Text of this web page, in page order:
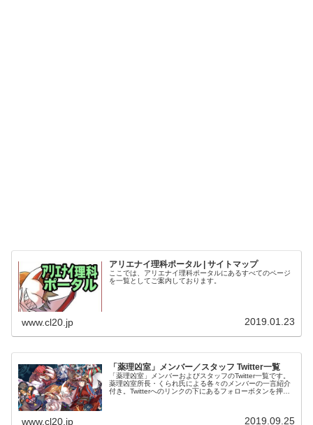
アリエナイ理科ポータル | サイトマップ
ここでは、アリエナイ理科ポータルにあるすべてのページ
を一覧としてご案内しております。
www.cl20.jp 2019.01.23
「薬理凶室」メンバー／スタッフ Twitter一覧
「薬理凶室」メンバーおよびスタッフのTwitter一覧です。
薬理凶室所長・くられ氏による各々のメンバーの一言紹介
付き。Twitterへのリンクの下にあるフォローボタンを押す
www.cl20.jp 2019.09.25